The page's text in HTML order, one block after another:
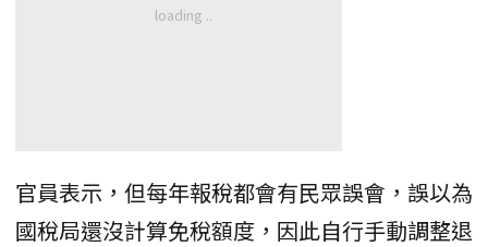
官員表示，但每年報稅都會有民眾誤會，誤以為
國稅局還沒計算免稅額度，因此自行手動調整退